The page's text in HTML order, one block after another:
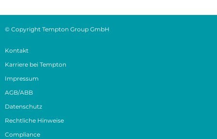
© Copyright Tempton Group GmbH
Kontakt
Karriere bei Tempton
Impressum
AGB/ABB
Datenschutz
Rechtliche Hinweise
Compliance